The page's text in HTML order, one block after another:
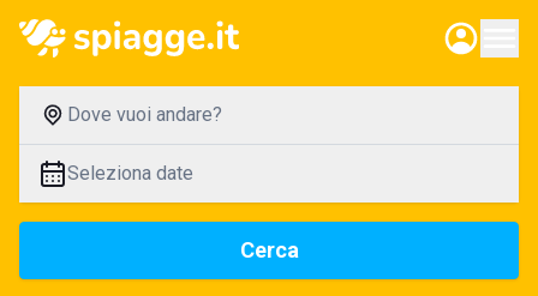
Dove vuoi andare?
Seleziona date
Cerca